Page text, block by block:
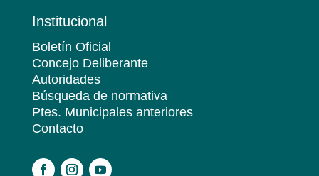
Institucional
Boletín Oficial
Concejo Deliberante
Autoridades
Búsqueda de normativa
Ptes. Municipales anteriores
Contacto